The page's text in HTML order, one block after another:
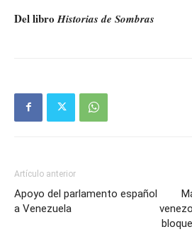
Del libroHistorias de Sombras
Artículo anterior
Apoyo del parlamento español
a Venezuela